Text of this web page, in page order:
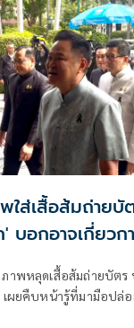
ใส่เสื้อส้มถ่ายบั
บอกอาจเกี่ยวก
าพหลุดเสื้อส้มถ่ายบัต
เผยคืบหน้ารู้ที่มามือปล่